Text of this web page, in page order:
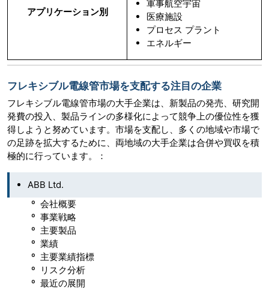
アプリケーション別
軍事航空宇宙
医療施設
プロセス プラント
エネルギー
フレキシブル電線管市場を支配する注目の企業
フレキシブル電線管市場の大手企業は、新製品の発売、研究開
発費の投入、製品ラインの多様化によって競争上の優位性を獲
得しようと努めています。市場を支配し、多くの地域や市場で
の足跡を拡大するために、両地域の大手企業は合併や買収を積
極的に行っています。：
ABB Ltd.
º 会社概要
º 事業戦略
º 主要製品
º 業績
º 主要業績指標
º リスク分析
º 最近の展開